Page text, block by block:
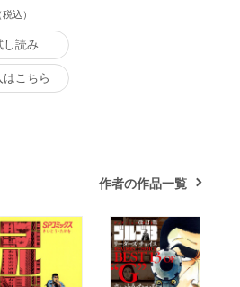
込）
し読み
はこちら
作者の作品一覧